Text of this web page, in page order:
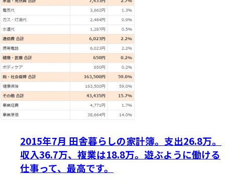
2015年7月 田舎暮らしの家計簿。支出26.8万。
収入36.7万、複業は18.8万。遊ぶように働ける
仕事って、最高です。